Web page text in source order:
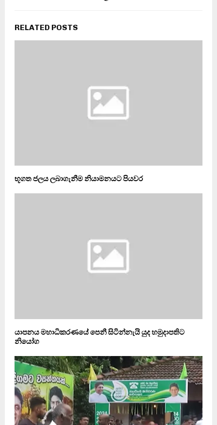
RELATED POSTS
භූගත ජලය ලබාගැනීම නියාමනයට පියවර
යාපනය මහාධිකරණයේ පෙනී සිටින්නැයි යුද හමුදාපතිට
නියෝග